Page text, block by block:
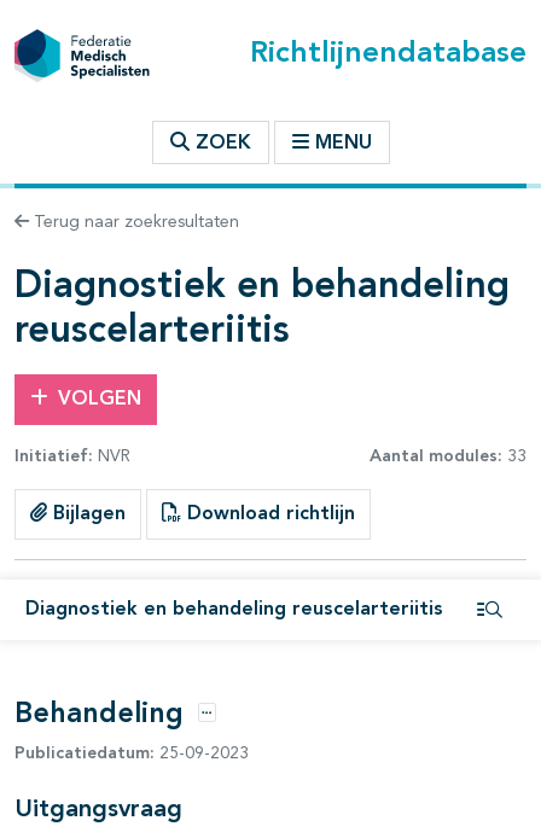
Richtlijnendatabase
ZOEK MENU
Terug naar zoekresultaten
Diagnostiek en behandeling
reuscelarteriitis
VOLGEN
Initiatief: NVR Aantal modules: 33
Bijlagen Download richtlijn
Diagnostiek en behandeling reuscelarteriitis
binnen deze richtlijn
open- en dichtklappen
open- en dichtklappen
Behandeling Opties
Publicatiedatum: 25-09-2023
Uitgangsvraag